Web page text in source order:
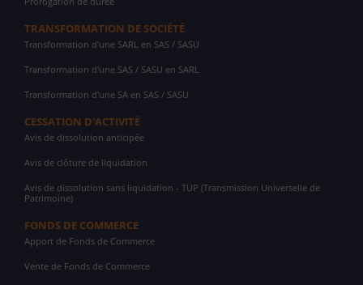
TRANSFORMATION DE SOCIÉTÉ
Transformation d'une SARL en SAS / SASU
Transformation d'une SAS / SASU en SARL
Transformation d'une SA en SAS / SASU
CESSATION D'ACTIVITÉ
Avis de dissolution anticipée
Avis de clôture de liquidation
Avis de dissolution sans liquidation - TUP (Transmission Universelle de
Patrimoine)
FONDS DE COMMERCE
Apport de Fonds de Commerce
Vente de Fonds de Commerce